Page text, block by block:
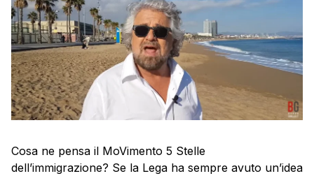
Cosa ne pensa il MoVimento 5 Stelle
dell’immigrazione? Se la Lega ha sempre avuto un’idea